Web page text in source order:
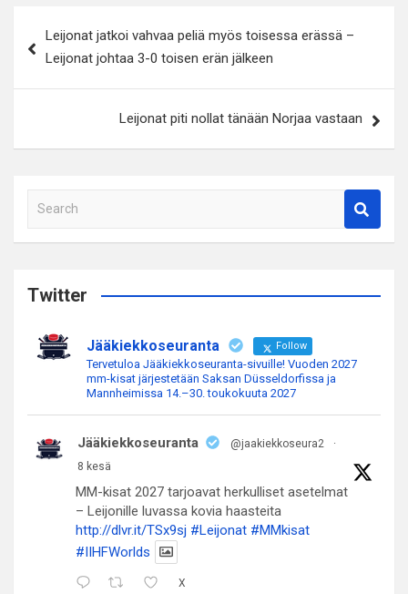
selaus
Leijonat jatkoi vahvaa peliä myös toisessa erässä –
Leijonat johtaa 3-0 toisen erän jälkeen
Leijonat piti nollat tänään Norjaa vastaan
a
c
Twitter
Jääkiekkoseuranta Follow
Tervetuloa Jääkiekkoseuranta-sivuille! Vuoden 2027
mm-kisat järjestetään Saksan Düsseldorfissa ja
Mannheimissa 14.–30. toukokuuta 2027
Jääkiekkoseuranta @jaakiekkoseura2
·
8 kesä
MM-kisat 2027 tarjoavat herkulliset asetelmat
– Leijonille luvassa kovia haasteita
http://dlvr.it/TSx9sj #Leijonat #MMkisat
#IIHFWorlds
X